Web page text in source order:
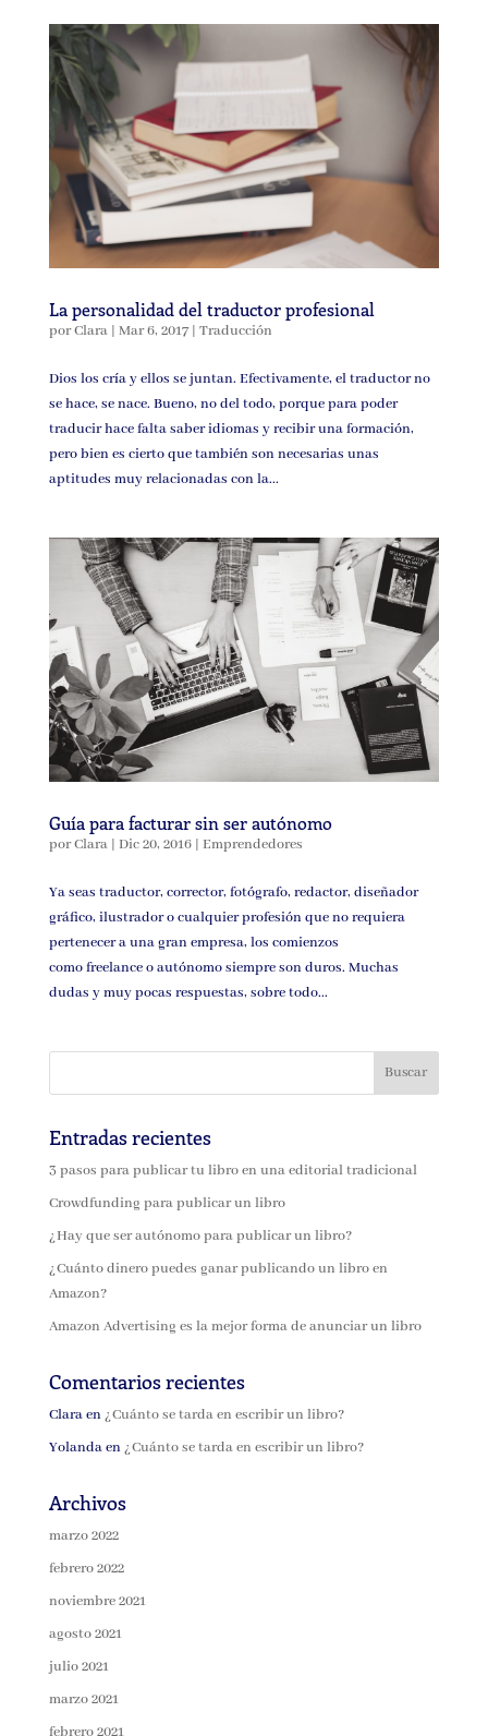
La personalidad del traductor profesional
porClara| Mar 6, 2017| Traducción
Dios los cría y ellos se juntan. Efectivamente, el traductor no
se hace, se nace. Bueno, no del todo, porque para poder
traducir hace falta saber idiomas y recibir una formación,
pero bien es cierto que también son necesarias unas
aptitudes muy relacionadas con la...
Guía para facturar sin ser autónomo
porClara| Dic 20, 2016| Emprendedores
Ya seas traductor, corrector, fotógrafo, redactor, diseñador
gráfico, ilustrador o cualquier profesión que no requiera
pertenecer a una gran empresa, los comienzos
como freelance o autónomo siempre son duros. Muchas
dudas y muy pocas respuestas, sobre todo...
Entradas recientes
3 pasos para publicar tu libro en una editorial tradicional
Crowdfunding para publicar un libro
¿Hay que ser autónomo para publicar un libro?
¿Cuánto dinero puedes ganar publicando un libro en
Amazon?
Amazon Advertising es la mejor forma de anunciar un libro
Comentarios recientes
Claraen¿Cuánto se tarda en escribir un libro?
Yolandaen¿Cuánto se tarda en escribir un libro?
Archivos
marzo 2022
febrero 2022
noviembre 2021
agosto 2021
julio 2021
marzo 2021
febrero 2021